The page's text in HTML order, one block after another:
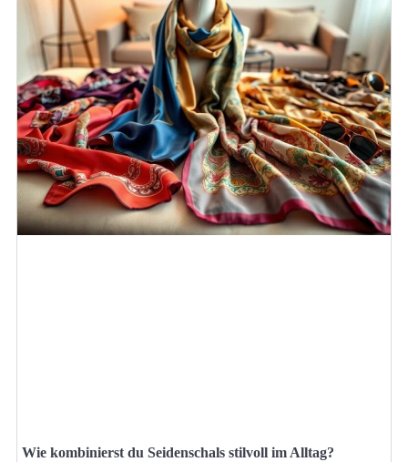
Wie kombinierst du Seidenschals stilvoll im Alltag?